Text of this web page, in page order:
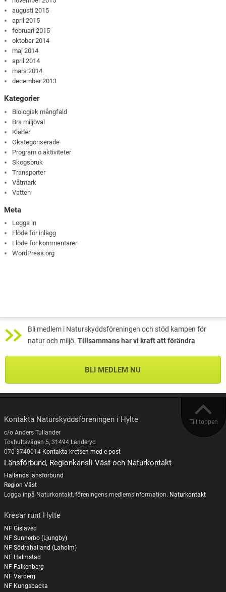
augusti 2015
april 2015
februari 2015
oktober 2014
maj 2014
april 2014
mars 2014
december 2013
Kategorier
Biologisk mångfald
Bra miljöval
Kläder
Okategoriserade
Program o aktiviteter
Skogsbruk
Transporter
Våtmark
Vatten
Meta
Logga in
Flöde för inlägg
Flöde för kommentarer
WordPress.org
Bli medlem i Naturskyddsföreningen och stöd kampen för
natur och miljö. Tillsammans har vi kraft att förändra
BLI MEDLEM NU
Till toppen
Kontakta Naturskyddsföreningen i Hylte
c/o Anders Tullander
Tovhultsvägen 5, 31494 Landeryd
070-3740014 Kontakta kretsen med e-post
Länsförbund, Regionkansli Väst och Naturkontakt
Hallands länsförbund
Region Väst
Logga inpå Naturkontakt, föreningens medlemsinformation. Naturkontakt
Kresar runt Hylte
NF Gislaved
NF Sunnerbo (Ljungby)
NF Södrahalland (Laholm)
NF Halmstad
NF Falkenberg
NF Varberg
NF Kungsbacka